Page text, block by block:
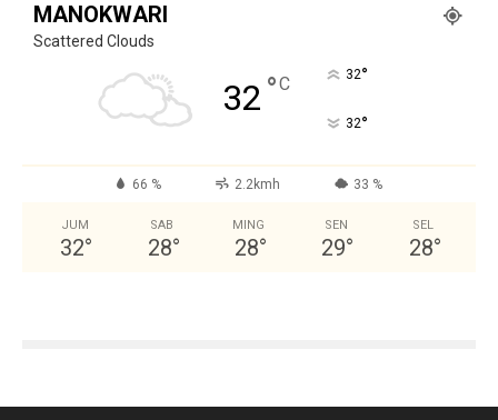
MANOKWARI
Scattered Clouds
32 °C 32°
32°
66 % 2.2kmh 33 %
JUM
32°
SAB
28°
MING
28°
SEN
29°
SEL
28°